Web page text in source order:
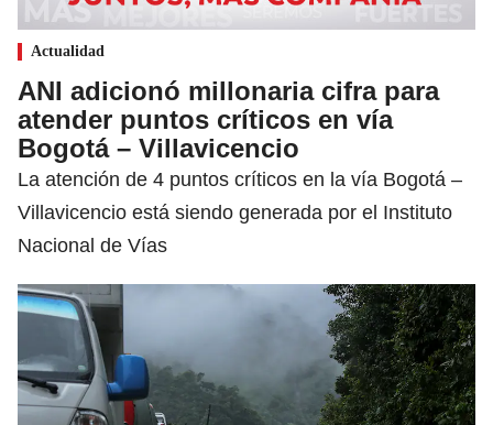
Actualidad
ANI adicionó millonaria cifra para
atender puntos críticos en vía
Bogotá – Villavicencio
La atención de 4 puntos críticos en la vía Bogotá –
Villavicencio está siendo generada por el Instituto
Nacional de Vías